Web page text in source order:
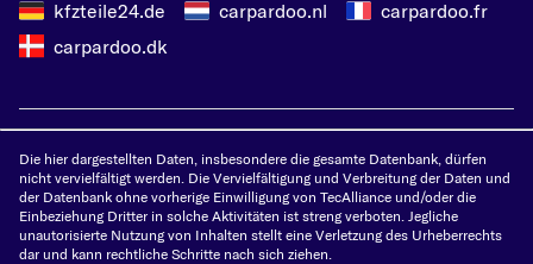
kfzteile24.de carpardoo.nl
carpardoo.fr
carpardoo.dk
Die hier dargestellten Daten, insbesondere die gesamte Datenbank, dürfen
nicht vervielfältigt werden. Die Vervielfältigung und Verbreitung der Daten und
der Datenbank ohne vorherige Einwilligung von TecAlliance und/oder die
Einbeziehung Dritter in solche Aktivitäten ist streng verboten. Jegliche
unautorisierte Nutzung von Inhalten stellt eine Verletzung des Urheberrechts
dar und kann rechtliche Schritte nach sich ziehen.